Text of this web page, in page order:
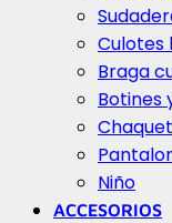
Culotes
Braga
Botines
Niño
ACCESORIOS